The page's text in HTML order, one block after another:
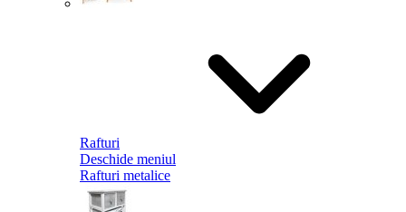
Rafturi
Deschide meniul
Rafturi metalice